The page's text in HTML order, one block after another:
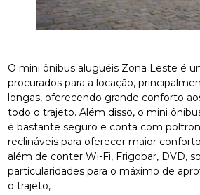
O mini ônibus aluguéis Zona Leste é
procurados para a locação,
longas, oferecendo grande conforto
todo o trajeto. Além disso, o mini
é bastante seguro e conta com
reclináveis para oferecer maior
além de conter Wi-Fi, Frigobar, DVD,
particularidades para o máximo de
o trajeto,